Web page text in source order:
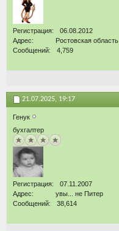
Регистрация
06.08.2012
Адрес
Ростовская область
Сообщений
4,759
21.07.2025, 19:17
Генук
бухгалтер
Регистрация
07.11.2007
Адрес
увы... не Питер
Сообщений
38,614